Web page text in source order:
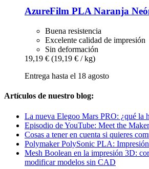
AzureFilm PLA Naranja
Buena resistencia
Excelente calidad de impresión
Sin deformación
19,19 € (19,19 € / kg)
Entrega hasta el 18 agosto
Artículos de nuestro blog:
La nueva Elegoo Mars PRO: ¿qué la
Episodio de YouTube: Meet the
Cosas a tener en cuenta si quieres
Polymaker PolySonic PLA:
Mesh Boolean en la impresión 3D:
modificar modelos sin CAD